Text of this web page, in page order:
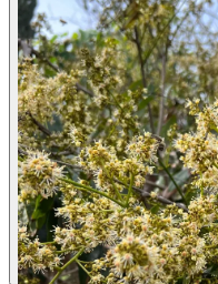
·ליצ’י
עדלא רגיש לזבוב הפירות